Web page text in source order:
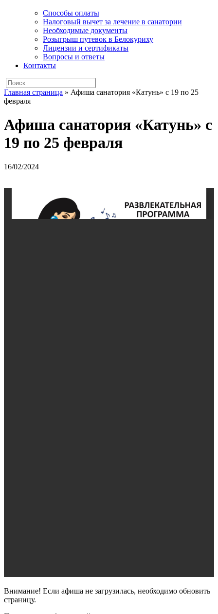
Способы оплаты
Налоговый вычет за лечение в санатории
Необходимые документы
Розыгрыш путевок в Белокуриху
Лицензии и сертификаты
Вопросы и ответы
Контакты
Главная страница » Афиша санатория «Катунь» с 19 по 25
февраля
Афиша санатория «Катунь» с
19 по 25 февраля
16/02/2024
Внимание! Если афиша не загрузилась, необходимо обновить
страницу.